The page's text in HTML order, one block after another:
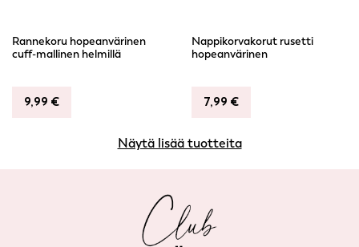
Rannekoru hopeanvärinen
cuff-mallinen helmillä
9,99 €
Nappikorvakorut rusetti
hopeanvärinen
7,99 €
Näytä lisää tuotteita